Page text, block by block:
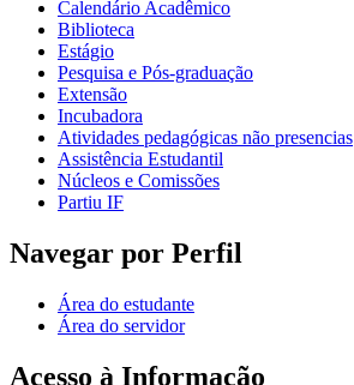
Calendário Acadêmico
Biblioteca
Estágio
Pesquisa e Pós-graduação
Extensão
Incubadora
Atividades pedagógicas não presencias
Assistência Estudantil
Núcleos e Comissões
Partiu IF
Navegar por Perfil
Área do estudante
Área do servidor
Acesso à Informação